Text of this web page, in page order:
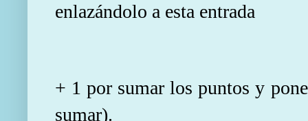
enlazándolo a esta entrada
+ 1 por sumar los puntos y
sumar).